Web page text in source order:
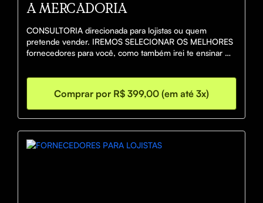
A MERCADORIA
CONSULTORIA direcionada para lojistas ou quem
pretende vender. IREMOS SELECIONAR OS MELHORES
fornecedores para você, como também irei te ensinar
mesmo de marcas que não emitem! ESSES CONTATOS
Comprar por R$ 399,00 (em até 3x)